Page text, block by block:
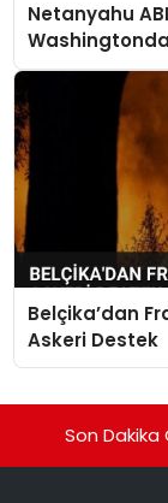
Netanyahu
Belçika’dan
Askeri Destek
Son